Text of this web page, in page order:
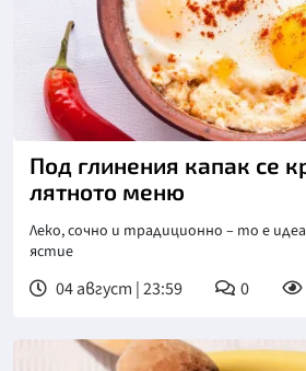
Под глинения капак се
лятното меню
Леко, сочно и традиционно – то е
ястие
04 август | 23:59 0